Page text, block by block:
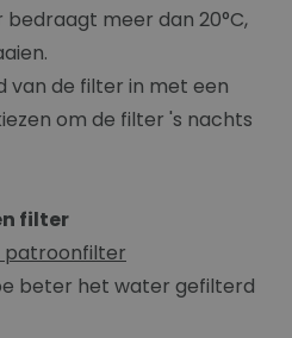
meer dan 20°C,
van de filter in met een
om de filter 's nachts
filter
patroonfilter
beter het water gefilterd